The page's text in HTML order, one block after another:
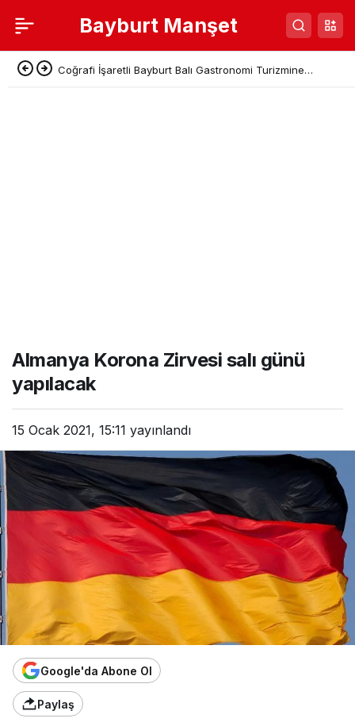
Bayburt Manşet
Coğrafi İşaretli Bayburt Balı Gastronomi Turizmine
Almanya Korona Zirvesi salı günü
yapılacak
15 Ocak 2021, 15:11 yayınlandı
Google'da Abone Ol
Paylaş